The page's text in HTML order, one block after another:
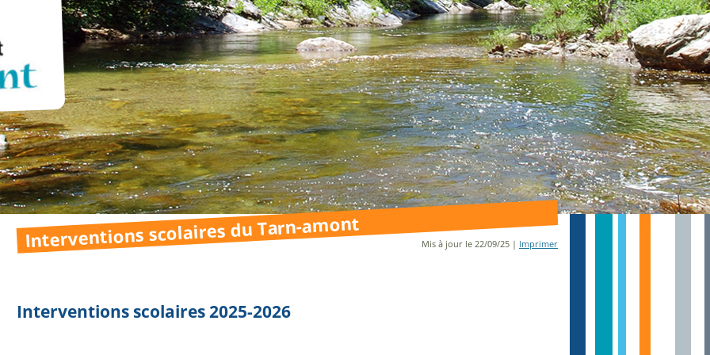
Interventions scolaires du Tarn-amont Mis à jour le 22/09/25 | Imprimer
Interventions scolaires 2025-2026